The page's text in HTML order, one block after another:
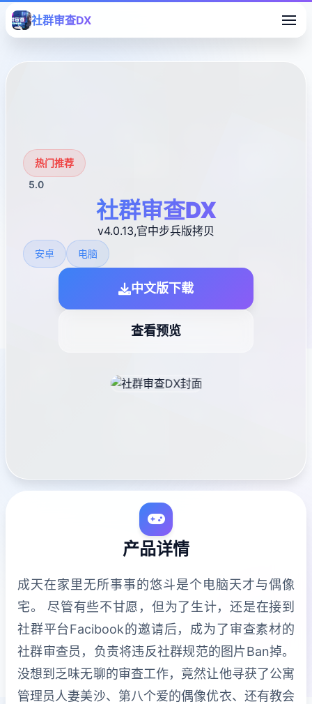
社群审查DX
热门推荐
5.0
社群审查DX
v4.0.13,官中步兵版拷贝
安卓 电脑
中文版下载
查看预览
产品详情
成天在家里无所事事的悠斗是个电脑天才与偶像
宅。 尽管有些不甘愿，但为了生计，还是在接到
社群平台Facibook的邀请后，成为了审查素材的
社群审查员，负责将违反社群规范的图片Ban掉。
没想到乏味无聊的审查工作，竟然让他寻获了公寓
管理员人妻美沙、第八个爱的偶像优衣、还有教会